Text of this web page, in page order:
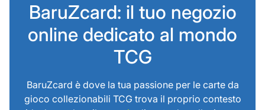
BaruZcard: il tuo negozio
online dedicato al mondo
TCG
BaruZcard è dove la tua passione per le carte da
gioco collezionabili TCG trova il proprio contesto